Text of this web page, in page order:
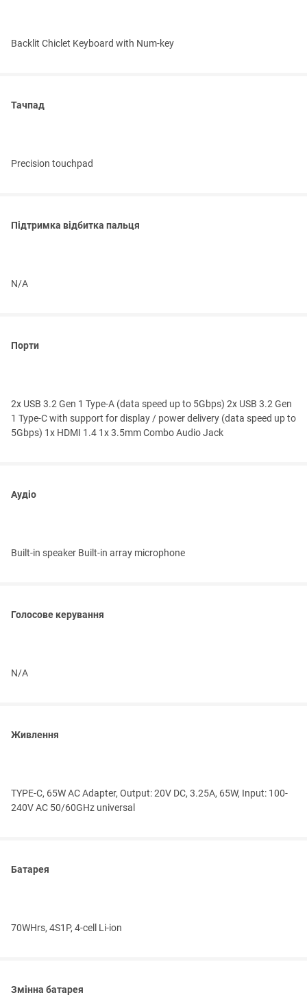
Backlit Chiclet Keyboard with Num-key
Тачпад
Precision touchpad
Підтримка відбитка пальця
N/A
Порти
2x USB 3.2 Gen 1 Type-A (data speed up to 5Gbps) 2x USB 3.2 Gen
1 Type-C with support for display / power delivery (data speed up to
5Gbps) 1x HDMI 1.4 1x 3.5mm Combo Audio Jack
Аудіо
Built-in speaker Built-in array microphone
Голосове керування
N/A
Живлення
TYPE-C, 65W AC Adapter, Output: 20V DC, 3.25A, 65W, Input: 100-
240V AC 50/60GHz universal
Батарея
70WHrs, 4S1P, 4-cell Li-ion
Змінна батарея